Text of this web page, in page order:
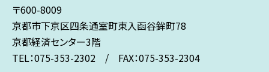
〒600-8009
京都市下京区四条通室町東入函谷鉾町78
京都経済センター3階
TEL：075-353-2302 / FAX：075-353-2304